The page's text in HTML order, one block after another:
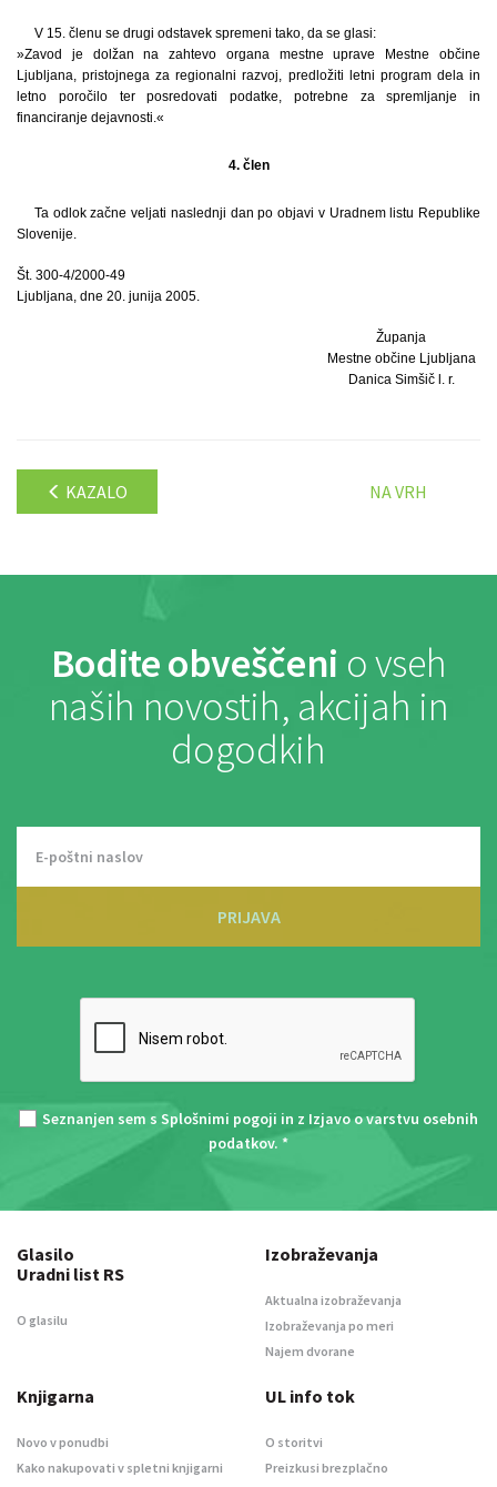
V 15. členu se drugi odstavek spremeni tako, da se glasi:
»Zavod je dolžan na zahtevo organa mestne uprave Mestne občine
Ljubljana, pristojnega za regionalni razvoj, predložiti letni program dela in
letno poročilo ter posredovati podatke, potrebne za spremljanje in
financiranje dejavnosti.«
4. člen
Ta odlok začne veljati naslednji dan po objavi v Uradnem listu Republike
Slovenije.
Št. 300-4/2000-49
Ljubljana, dne 20. junija 2005.
Županja
Mestne občine Ljubljana
Danica Simšič l. r.
KAZALO NA VRH
Bodite obveščeni o vseh
naših novostih, akcijah in
dogodkih
PRIJAVA
Seznanjen sem s Splošnimi pogoji in z Izjavo o varstvu osebnih
podatkov. *
Glasilo
Uradni list RS
O glasilu
Izobraževanja
Aktualna izobraževanja
Izobraževanja po meri
Najem dvorane
Knjigarna
Novo v ponudbi
Kako nakupovati v spletni knjigarni
UL info tok
O storitvi
Preizkusi brezplačno